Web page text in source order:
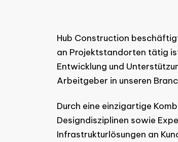
Hub Construction
an Projektstandorten tätig
Entwicklung und
Arbeitgeber in unseren
Durch eine einzigartige
Designdisziplinen sowie
Infrastrukturlösungen an